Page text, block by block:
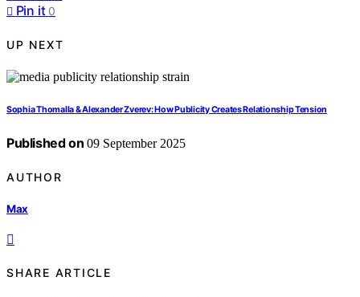
Pin it 0
UP NEXT
Sophia Thomalla & Alexander Zverev: How Publicity Creates Relationship Tension
Published on 09 September 2025
AUTHOR
Max
SHARE ARTICLE